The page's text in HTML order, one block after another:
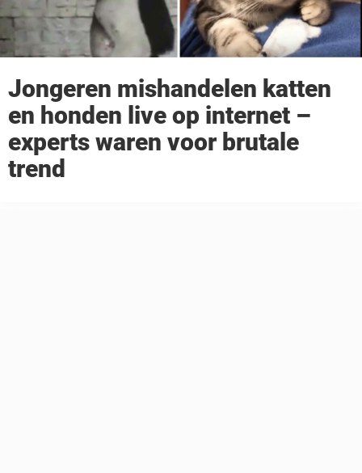
Jongeren mishandelen katten
en honden live op internet –
experts waren voor brutale
trend